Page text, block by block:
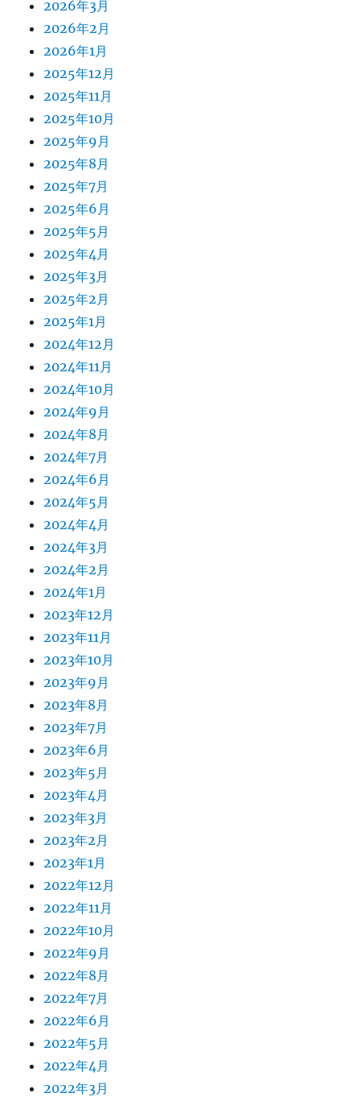
2026年3月
2026年2月
2026年1月
2025年12月
2025年11月
2025年10月
2025年9月
2025年8月
2025年7月
2025年6月
2025年5月
2025年4月
2025年3月
2025年2月
2025年1月
2024年12月
2024年11月
2024年10月
2024年9月
2024年8月
2024年7月
2024年6月
2024年5月
2024年4月
2024年3月
2024年2月
2024年1月
2023年12月
2023年11月
2023年10月
2023年9月
2023年8月
2023年7月
2023年6月
2023年5月
2023年4月
2023年3月
2023年2月
2023年1月
2022年12月
2022年11月
2022年10月
2022年9月
2022年8月
2022年7月
2022年6月
2022年5月
2022年4月
2022年3月